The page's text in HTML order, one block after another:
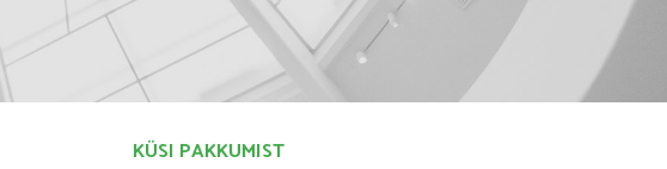
KÜSI PAKKUMIST